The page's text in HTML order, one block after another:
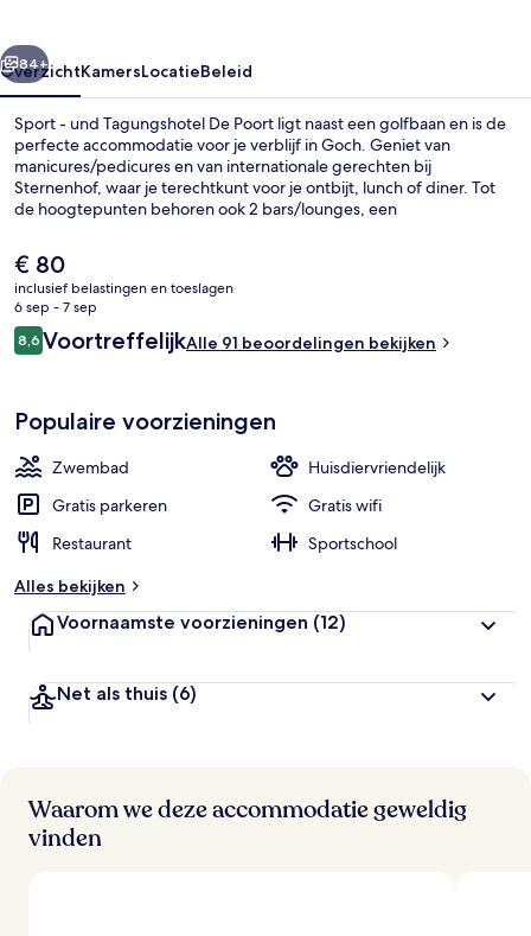
Volgende
84+
OverzichtKamersLocatieBeleid
Sport - und Tagungshotel De Poort ligt naast een golfbaan en is de
perfecte accommodatie voor je verblijf in Goch. Geniet van
manicures/pedicures en van internationale gerechten bij
Sternenhof, waar je terechtkunt voor je ontbijt, lunch of diner. Tot
de hoogtepunten behoren ook 2 bars/lounges, een
De
huidige
prijs
is
€ 80
€ 80
inclusief belastingen en toeslagen
6 sep - 7 sep
Beoordelingen
8,68,6 op 10 –
VoortreffelijkAlle 91 beoordelingen bekijken
Populaire voorzieningen
Zwembad
Huisdiervriendelijk
Gratis parkeren
Gratis wifi
Restaurant
Sportschool
Alles bekijken
Voornaamste voorzieningen (12)
Net als thuis (6)
Waarom we deze accommodatie geweldig
vinden